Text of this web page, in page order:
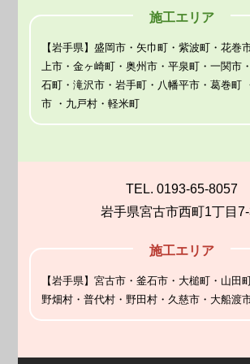
施工エリア
【岩手県】盛岡市・矢巾町・紫波町・花巻
上市・金ヶ崎町・奥州市・平泉町・一関市
石町・滝沢市・岩手町・八幡平市・葛巻町
市 ・九戸村・軽米町
TEL. 0193-65-8057
岩手県宮古市西町1丁目
施工エリア
【岩手県】宮古市・釜石市・大槌町・山田
野畑村・普代村・野田村・久慈市・大船渡